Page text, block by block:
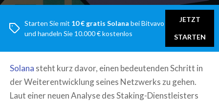
Starten Sie mit 10 € gratis Solana bei Bitvavo
und handeln Sie 10.000 € kostenlos
JETZT
STARTEN
Solana steht kurz davor, einen bedeutenden Schritt in
der Weiterentwicklung seines Netzwerks zu gehen.
Laut einer neuen Analyse des Staking-Dienstleisters